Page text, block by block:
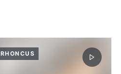
RHONCUS